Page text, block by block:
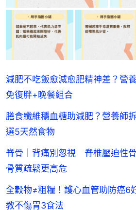
減肥不吃飯愈減愈肥精神差？營
免復胖+晚餐組合
膳食纖維穩血糖助減肥？營養
選5天然食物
脊骨｜背痛別忽視 脊椎壓迫性
骨質疏鬆更高危
全穀物≠粗糧！護心血管助防癌6
教不傷胃3食法